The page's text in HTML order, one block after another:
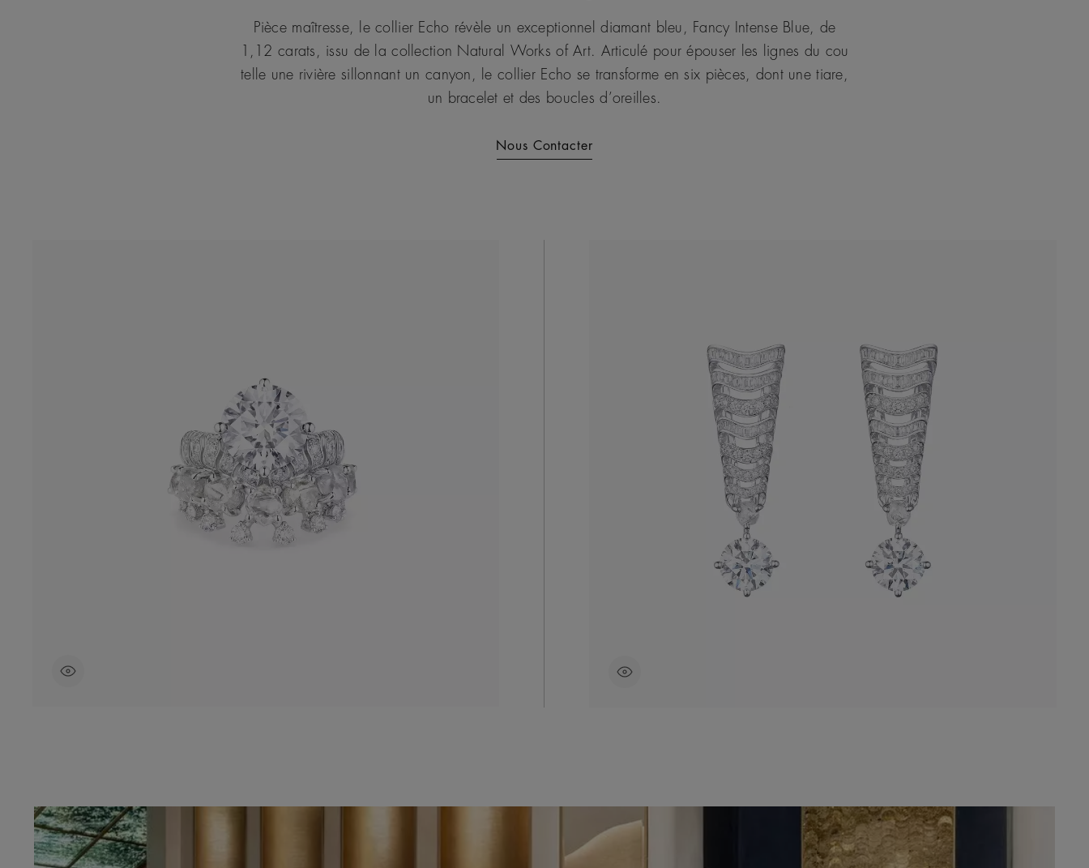
Pièce maîtresse, le collier Echo révèle un exceptionnel diamant bleu, Fancy Intense Blue, de
1,12 carats, issu de la collection Natural Works of Art. Articulé pour épouser les lignes du cou
telle une rivière sillonnant un canyon, le collier Echo se transforme en six pièces, dont une tiare,
un bracelet et des boucles d’oreilles.
Nous Contacter
La bague solitaire Echo Masterpiece arbore
l’esthétique ondulée emblématique de la collection.
En son centre, trône un diamant exceptionnel D FL
de 5,21 carats, parfaitement équilibré entre
couleur et pureté.
Les boucles d’oreilles Echo réinterprètent les motifs
répétitifs du collier Masterpiece. À chaque
extrémité, un diamant brut et un diamant taille
brillant de plus de trois carats immortalisent le
voyage transformatif de ces pierres d'exception.
Nous Contacter